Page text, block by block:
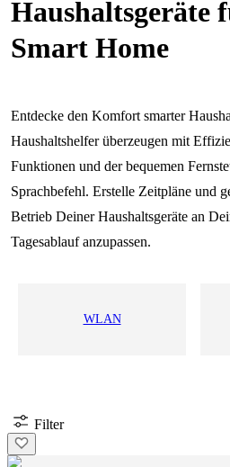
Haushaltsgeräte
Smart Home
Entdecke den Komfort smarter
Haushaltshelfer überzeugen mit
Funktionen und der bequemen
Sprachbefehl. Erstelle Zeitpläne und
Betrieb Deiner Haushaltsgeräte an
Tagesablauf anzupassen.
WLAN
Filter